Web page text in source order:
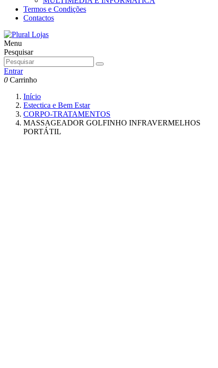
Termos e Condições
Contactos
Menu
Pesquisar
Entrar
0 Carrinho
Início
Estectica e Bem Estar
CORPO-TRATAMENTOS
MASSAGEADOR GOLFINHO INFRAVERMELHOS
PORTÁTIL